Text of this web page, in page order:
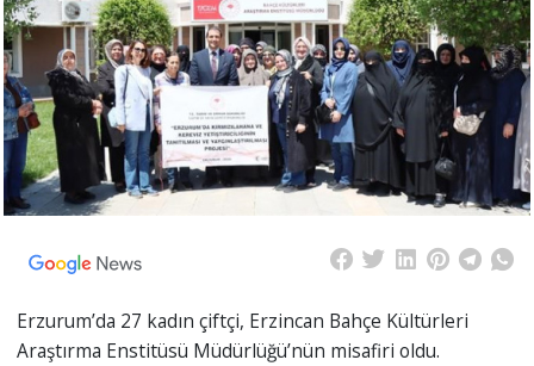
Erzurum’da 27 kadın çiftçi, Erzincan Bahçe Kültürleri
Araştırma Enstitüsü Müdürlüğü’nün misafiri oldu.